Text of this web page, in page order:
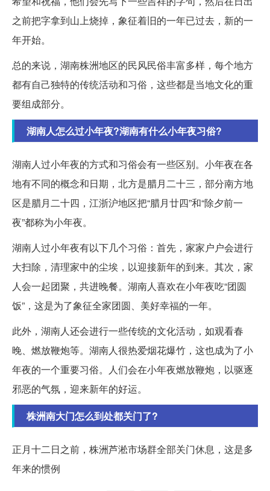
之前把字拿到山上烧掉，象征着旧的一年已过去，新的一
年开始。
总的来说，湖南株洲地区的民风民俗丰富多样，每个地方
都有自己独特的传统活动和习俗，这些都是当地文化的重
要组成部分。
湖南人怎么过小年夜?湖南有什么小年夜习俗?
湖南人过小年夜的方式和习俗会有一些区别。小年夜在各
地有不同的概念和日期，北方是腊月二十三，部分南方地
区是腊月二十四，江浙沪地区把“腊月廿四”和“除夕前一
夜”都称为小年夜。
湖南人过小年夜有以下几个习俗：首先，家家户户会进行
大扫除，清理家中的尘埃，以迎接新年的到来。其次，家
人会一起团聚，共进晚餐。湖南人喜欢在小年夜吃“团圆
饭”，这是为了象征全家团圆、美好幸福的一年。
此外，湖南人还会进行一些传统的文化活动，如观看春
晚、燃放鞭炮等。湖南人很热爱烟花爆竹，这也成为了小
年夜的一个重要习俗。人们会在小年夜燃放鞭炮，以驱逐
邪恶的气氛，迎来新年的好运。
株洲南大门怎么到处都关门了?
正月十二日之前，株洲芦淞市场群全部关门休息，这是多
年来的惯例